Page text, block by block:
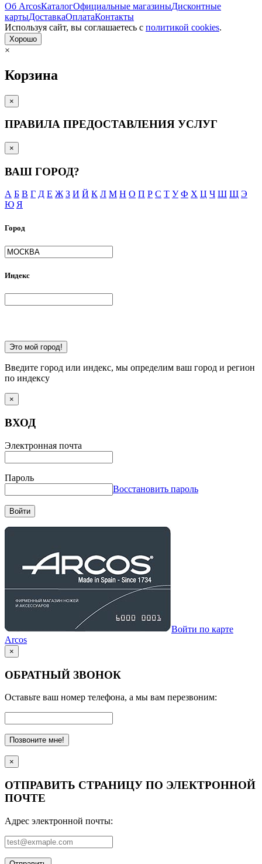
Об ArcosКаталогОфициальные магазиныДисконтные
картыДоставкаОплатаКонтакты
Используя сайт, вы согла­шаетесь с политикой cookies.
Хорошо
×
Корзина
×
ПРАВИЛА ПРЕДОСТАВЛЕНИЯ УСЛУГ
×
ВАШ ГОРОД?
А Б В Г Д Е Ж З И Й К Л М Н О П Р С Т У Ф Х Ц Ч Ш Щ Э
Ю Я
Город
Индекс
Это мой город!
Введите город или индекс, мы определим ваш город и регион
по индексу
×
ВХОД
Электронная почта
Пароль
Восстановить пароль
Войти
Войти по карте
Arcos
×
ОБРАТНЫЙ ЗВОНОК
Оставьте ваш номер телефона, а мы вам перезвоним:
Позвоните мне!
×
ОТПРАВИТЬ СТРАНИЦУ ПО ЭЛЕКТРОННОЙ
ПОЧТЕ
Адрес электронной почты: